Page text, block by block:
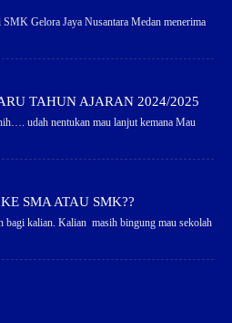
Gelora Jaya Nusantara Medan menerima
TAHUN AJARAN 2024/2025
udah nentukan mau lanjut kemana Mau
SMA ATAU SMK??
bagi kalian. Kalian masih bingung mau sekolah